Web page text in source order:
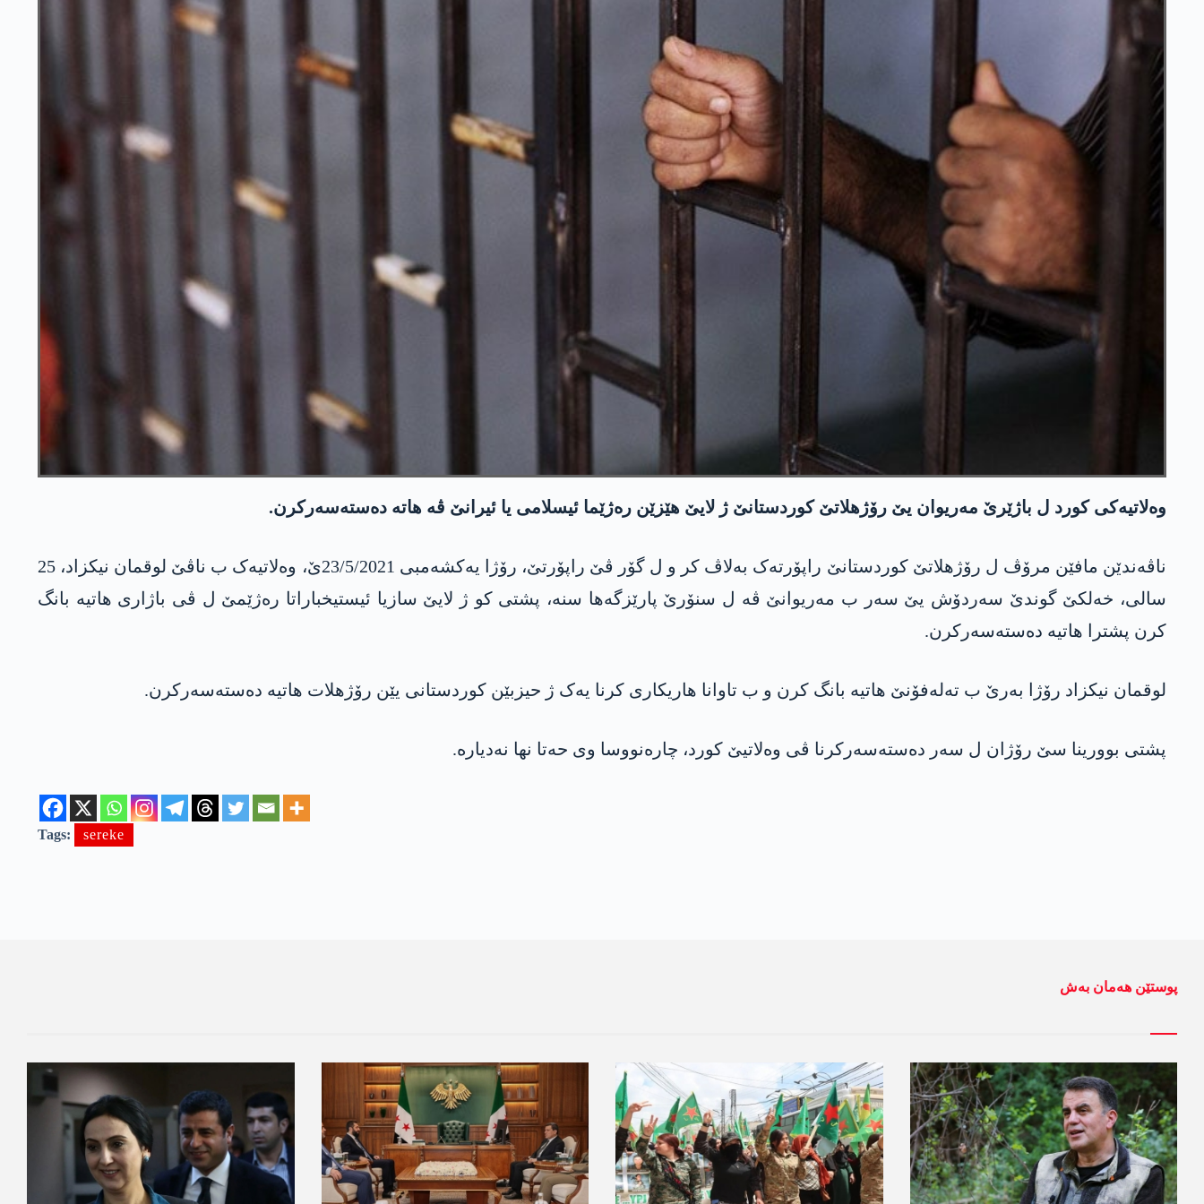
وەلاتیەکی کورد ل باژێرێ مەریوان یێ رۆژهلاتێ کوردستانێ ژ لایێ هێزێن رەژێما ئیسلامی یا ئیرانێ ڤە هاتە دەستەسەرکرن.
ناڤەندێن مافێن مرۆڤ ل رۆژهلاتێ کوردستانێ راپۆرتەک بەلاڤ کر و ل گۆر ڤێ راپۆرتێ، رۆژا یەکشەمبی 23/5/2021ێ، وەلاتیەک ب ناڤێ لوقمان نیکزاد، 25
سالی، خەلکێ گوندێ سەردۆش یێ سەر ب مەریوانێ ڤە ل سنۆرێ پارێزگەها سنە، پشتی کو ژ لایێ سازیا ئیستیخباراتا رەژێمێ ل ڤی باژاری هاتیە بانگ
کرن پشترا هاتیە دەستەسەرکرن.
لوقمان نیکزاد رۆژا بەرێ ب تەلەفۆنێ هاتیە بانگ کرن و ب تاوانا هاریکاری کرنا یەک ژ حیزبێن کوردستانی یێن رۆژهلات هاتیە دەستەسەرکرن.
پشتی بوورینا سێ رۆژان ل سەر دەستەسەرکرنا ڤی وەلاتیێ کورد، چارەنووسا وی حەتا نها نەدیارە.
Tags: sereke
پوستێن ھەمان بەش